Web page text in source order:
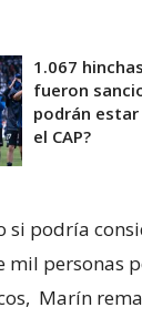
1.067
fueron
podrán
el CAP?
si podría
mil personas
Marín